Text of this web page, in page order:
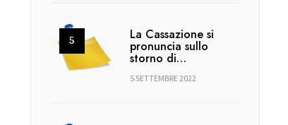
La Cassazione si
pronuncia sullo
storno di…
5 SETTEMBRE 2022